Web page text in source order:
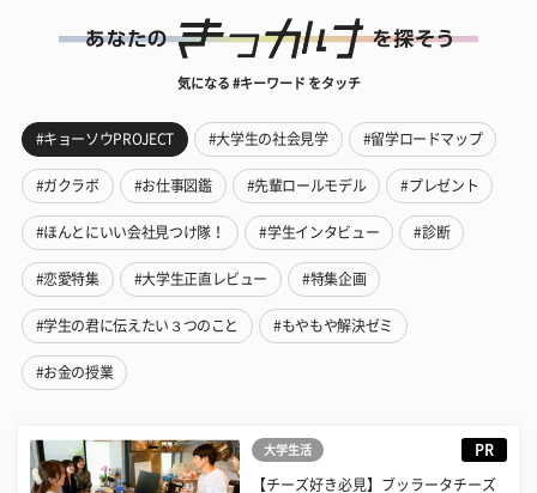
気になる #キーワード をタッチ
#キョーソウPROJECT #大学生の社会見学 #留学ロードマップ
#ガクラボ #お仕事図鑑 #先輩ロールモデル #プレゼント
#ほんとにいい会社見つけ隊！ #学生インタビュー #診断
#恋愛特集 #大学生正直レビュー #特集企画
#学生の君に伝えたい３つのこと #もやもや解決ゼミ
#お金の授業
大学生活 PR
【チーズ好き必見】ブッラータチーズ